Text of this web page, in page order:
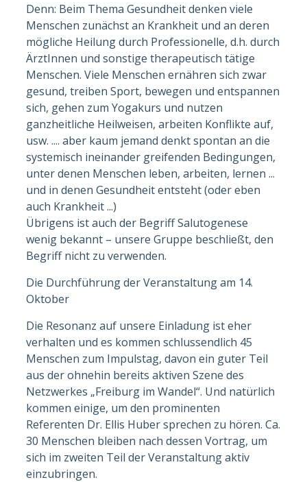
Denn: Beim Thema Gesundheit denken viele
Menschen zunächst an Krankheit und an deren
mögliche Heilung durch Professionelle, d.h. durch
ÄrztInnen und sonstige therapeutisch tätige
Menschen. Viele Menschen ernähren sich zwar
gesund, treiben Sport, bewegen und entspannen
sich, gehen zum Yogakurs und nutzen
ganzheitliche Heilweisen, arbeiten Konflikte auf,
usw. .... aber kaum jemand denkt spontan an die
systemisch ineinander greifenden Bedingungen,
unter denen Menschen leben, arbeiten, lernen ...
und in denen Gesundheit entsteht (oder eben
auch Krankheit ...)
Übrigens ist auch der Begriff Salutogenese
wenig bekannt – unsere Gruppe beschließt, den
Begriff nicht zu verwenden.
Die Durchführung der Veranstaltung am 14.
Oktober
Die Resonanz auf unsere Einladung ist eher
verhalten und es kommen schlussendlich 45
Menschen zum Impulstag, davon ein guter Teil
aus der ohnehin bereits aktiven Szene des
Netzwerkes „Freiburg im Wandel“. Und natürlich
kommen einige, um den prominenten
Referenten Dr. Ellis Huber sprechen zu hören. Ca.
30 Menschen bleiben nach dessen Vortrag, um
sich im zweiten Teil der Veranstaltung aktiv
einzubringen.